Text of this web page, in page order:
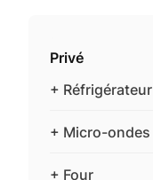
Privé
+ Réfrigérateur
+ Micro-ondes
+ Four